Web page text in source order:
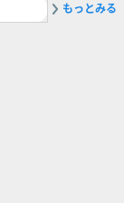
2最強選
もっとみる